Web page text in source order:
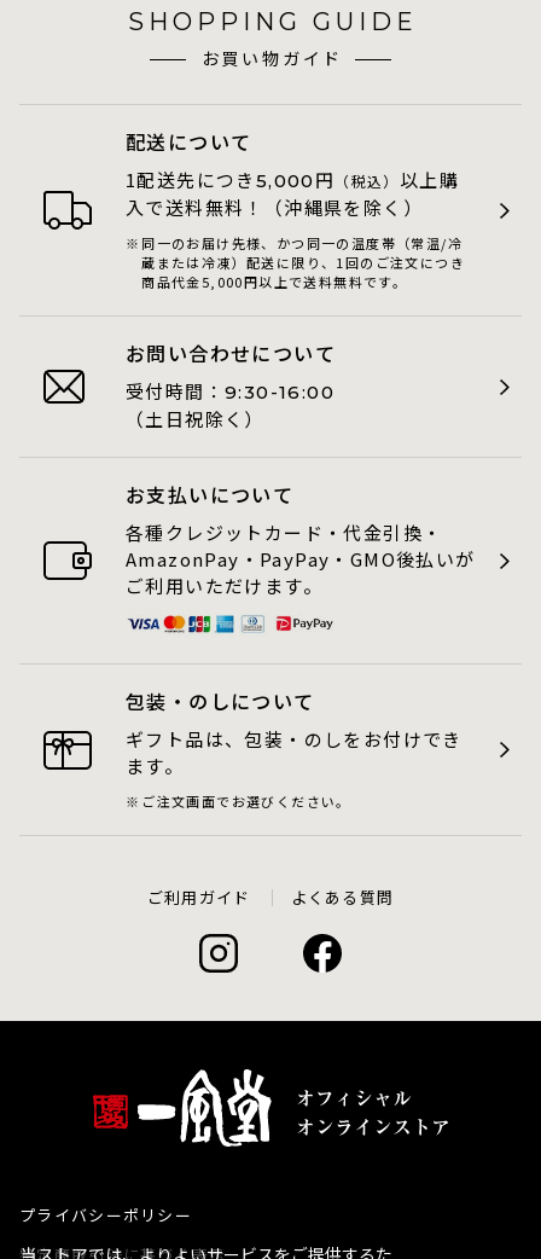
SHOPPING GUIDE
お買い物ガイド
配送について
1配送先につき 5,000 円 （税込） 以上購
入で送料無料！（沖縄県を除く）
同一のお届け先様、かつ同一の温度帯（常温/冷
蔵または冷凍）配送に限り、1回のご注文につき
商品代金5,000円以上で送料無料です。
お問い合わせについて
受付時間： 9:30-16:00
（土日祝除く）
お支払いについて
各種クレジットカード・代金引換・
AmazonPay・PayPay・GMO後払いが
ご利用いただけます。
包装・のしについて
ギフト品は、包装・のしをお付けでき
ます。
ご注文画面でお選びください。
ご利用ガイド よくある質問
プライバシーポリシー